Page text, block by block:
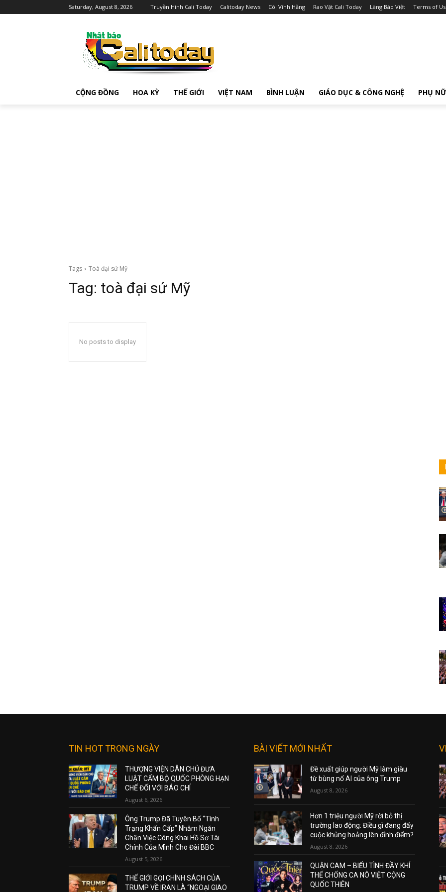
Saturday, August 8, 2026 Truyền Hình Cali Today Calitoday News Cõi Vĩnh Hằng Rao Vặt Cali Today Làng Báo Việt Terms of
CỘNG ĐỒNG HOA KỲ THẾ GIỚI VIỆT NAM BÌNH LUẬN GIÁO DỤC & CÔNG NGHỆ PHỤ NỮ
Tags Toà đại sứ Mỹ
Tag: toà đại sứ Mỹ
No posts to display
TIN HOT TRONG NGÀY
THƯỢNG VIỆN DÂN CHỦ ĐƯA
LUẬT CẤM BỘ QUỐC PHÒNG HẠN
CHẾ ĐỐI VỚI BÁO CHÍ
August 6, 2026
Ông Trump Đã Tuyên Bố “Tình
Trạng Khẩn Cấp” Nhằm Ngăn
Chặn Việc Công Khai Hồ Sơ Tài
Chính Của Mình Cho Đài BBC
August 5, 2026
THẾ GIỚI GỌI CHÍNH SÁCH CỦA
TRUMP VỀ IRAN LÀ “NGOẠI GIAO
BÀI VIẾT MỚI NHẤT
Đề xuất giúp người Mỹ làm giàu
từ bùng nổ AI của ông Trump
August 8, 2026
Hơn 1 triệu người Mỹ rời bỏ thị
trường lao động: Điều gì đang đẩy
cuộc khủng hoảng lên đỉnh điểm?
August 8, 2026
QUẬN CAM – BIỂU TÌNH ĐẦY KHÍ
THẾ CHỐNG CA NÔ VIỆT CỘNG
QUỐC THIÊN